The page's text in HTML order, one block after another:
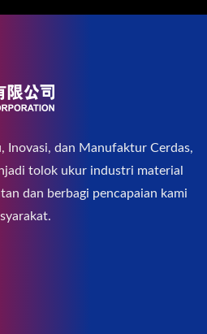
Inovasi, dan Manufaktur Cerdas,
tolok ukur industri material
dan berbagi pencapaian kami